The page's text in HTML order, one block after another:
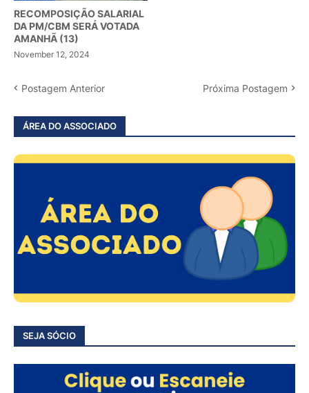
RECOMPOSIÇÃO SALARIAL
DA PM/CBM SERÁ VOTADA
AMANHÃ (13)
November 12, 2024
Postagem Anterior Próxima Postagem
ÁREA DO ASSOCIADO
SEJA SÓCIO